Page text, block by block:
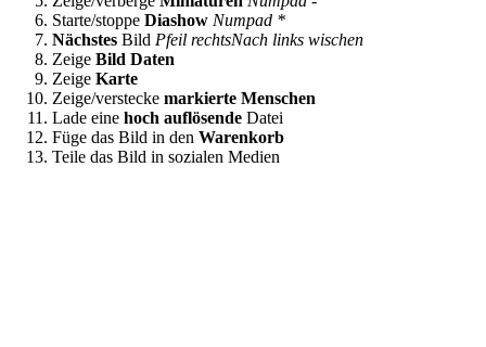
Starte/stoppe Diashow Numpad *
Nächstes Bild Pfeil rechtsNach links wischen
Zeige Bild Daten
Zeige Karte
Zeige/verstecke markierte Menschen
Lade eine hoch auflösende Datei
Füge das Bild in den Warenkorb
Teile das Bild in sozialen Medien